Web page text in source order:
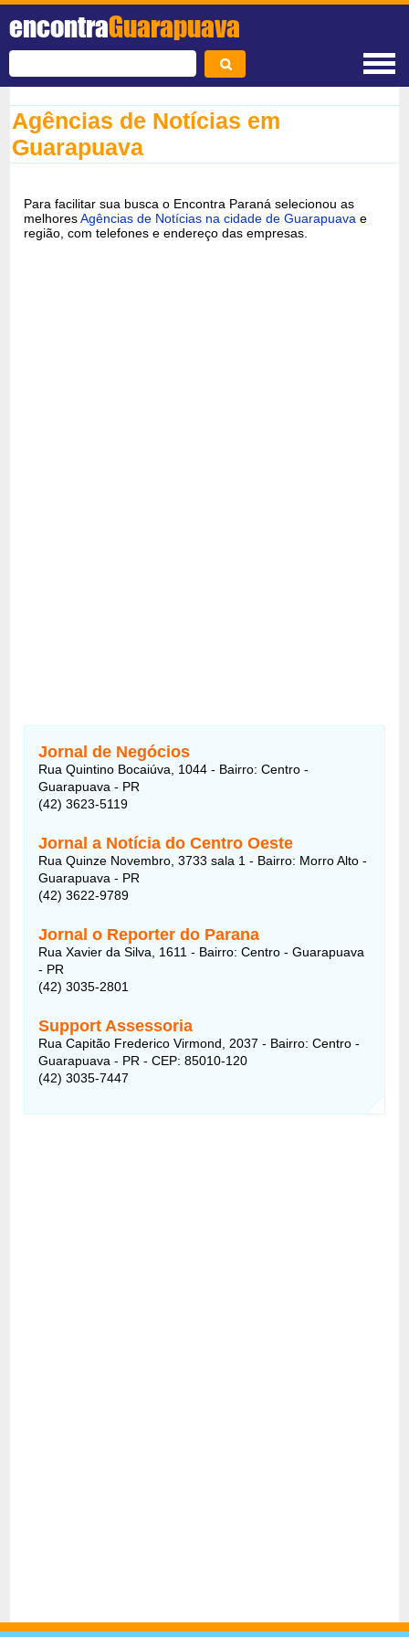
encontraGuarapuava
Agências de Notícias em
Guarapuava
Para facilitar sua busca o Encontra Paraná selecionou as
melhoresAgências de Notícias na cidade de Guarapuava e
região, com telefones e endereço das empresas.
Jornal de Negócios
Rua Quintino Bocaiúva, 1044 - Bairro: Centro -
Guarapuava - PR
(42) 3623-5119
Jornal a Notícia do Centro Oeste
Rua Quinze Novembro, 3733 sala 1 - Bairro: Morro Alto -
Guarapuava - PR
(42) 3622-9789
Jornal o Reporter do Parana
Rua Xavier da Silva, 1611 - Bairro: Centro - Guarapuava
- PR
(42) 3035-2801
Support Assessoria
Rua Capitão Frederico Virmond, 2037 - Bairro: Centro -
Guarapuava - PR - CEP: 85010-120
(42) 3035-7447